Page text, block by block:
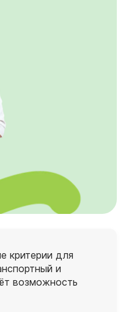
критерии для
и
возможность